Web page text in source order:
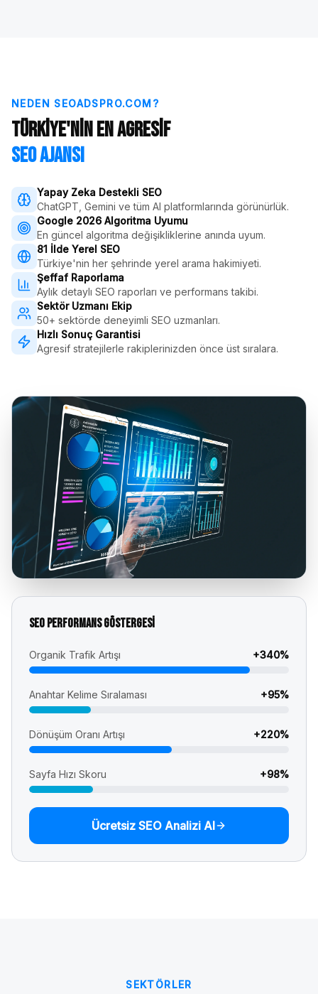
NEDEN SEOADSPRO.COM?
Türkiye'nin En Agresif
SEO Ajansı
Yapay Zeka Destekli SEO
ChatGPT, Gemini ve tüm AI platformlarında görünürlük.
Google 2026 Algoritma Uyumu
En güncel algoritma değişikliklerine anında uyum.
81 İlde Yerel SEO
Türkiye'nin her şehrinde yerel arama hakimiyeti.
Şeffaf Raporlama
Aylık detaylı SEO raporları ve performans takibi.
Sektör Uzmanı Ekip
50+ sektörde deneyimli SEO uzmanları.
Hızlı Sonuç Garantisi
Agresif stratejilerle rakiplerinizden önce üst sıralara.
SEO Performans Göstergesi
Organik Trafik Artışı +340%
Anahtar Kelime Sıralaması +95%
Dönüşüm Oranı Artışı +220%
Sayfa Hızı Skoru +98%
Ücretsiz SEO Analizi Al
SEKTÖRLER